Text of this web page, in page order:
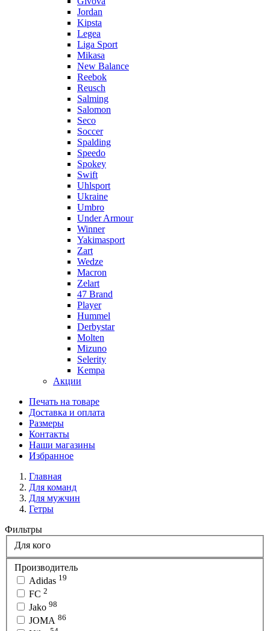
Jordan
Kipsta
Legea
Liga Sport
Mikasa
New Balance
Reebok
Reusch
Salming
Salomon
Seco
Soccer
Spalding
Speedo
Spokey
Swift
Uhlsport
Ukraine
Umbro
Under Armour
Winner
Yakimasport
Zart
Wedze
Macron
Zelart
47 Brand
Player
Hummel
Derbystar
Molten
Mizuno
Selerity
Kempa
Акции
Печать на товаре
Доставка и оплата
Размеры
Контакты
Наши магазины
Избранное
Главная
Для команд
Для мужчин
Гетры
Фильтры
Для кого
Производитель
Adidas 19
FC 2
Jako 98
JOMA 86